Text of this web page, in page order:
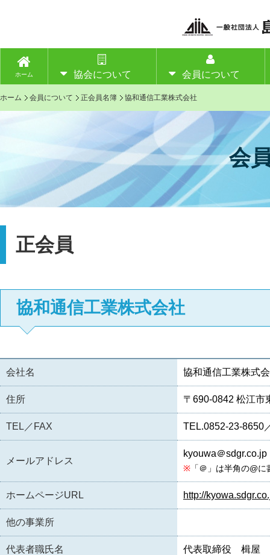
ホーム 協会について 会員について
ホーム 会員について 正会員名簿 協和通信工業株式会社
会
正会員
協和通信工業株式会社
会社名 協和通信工業株式
住所 〒690-0842 松江市
TEL／FAX TEL.0852-23-8650
メールアドレス
kyouwa＠sdgr.co.jp
※ 「＠」は半角の@
ホームページURL http://
他の事業所
代表者職氏名 代表取締役 楫